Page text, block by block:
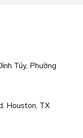
Túy, Phường
Houston, TX